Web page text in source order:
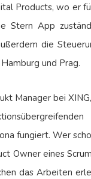
Products, wo er
Stern App
die
und Prag.
Manager bei
fungiert. Wer
Owner eines
das Arbeiten